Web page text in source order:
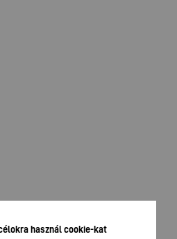
használ cookie-kat